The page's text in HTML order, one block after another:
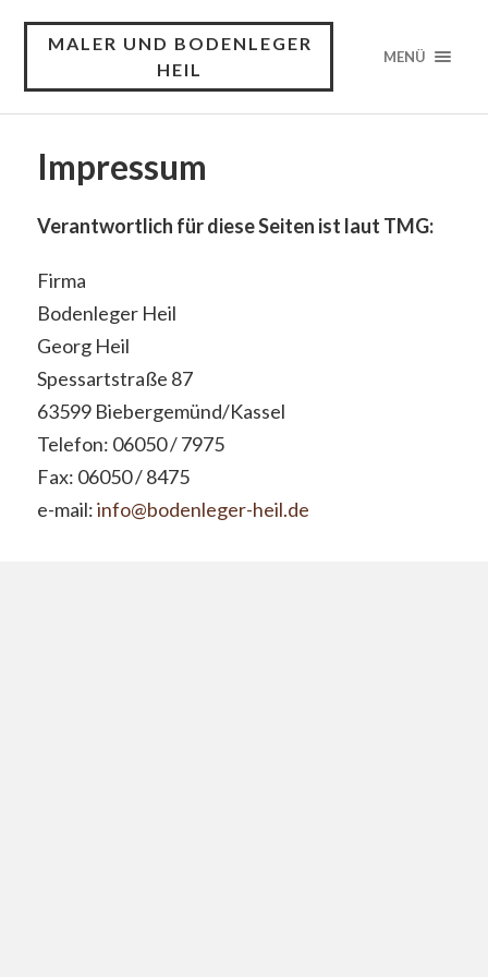
MALER UND BODENLEGER
HEIL
MENÜ
Impressum
Verantwortlich für diese Seiten ist laut TMG:
Firma
Bodenleger Heil
Georg Heil
Spessartstraße 87
63599 Biebergemünd/Kassel
Telefon: 06050 / 7975
Fax: 06050 / 8475
e-mail:info@bodenleger-heil.de